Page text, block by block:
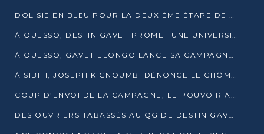
DOLISIE EN BLEU POUR LA DEUXIÈME ÉTAPE DE CAMPAGNE DE DSN
À OUESSO, DESTIN GAVET PROMET UNE UNIVERSITÉ POUR LA SANGHA
À OUESSO, GAVET ELONGO LANCE SA CAMPAGNE SOUS LE SIGNE DU RENOUVEAU
À SIBITI, JOSEPH KIGNOUMBI DÉNONCE LE CHÔMAGE ET LES DÉFAILLANCES DE L’ÉTAT
COUP D’ENVOI DE LA CAMPAGNE, LE POUVOIR À POINTE-NOIRE, L’OPPOSITION À OUESSO ET SIBITI
DES OUVRIERS TABASSÉS AU QG DE DESTIN GAVET À 24 HEURES DE L’OUVERTURE DE LA CAMPAGNE